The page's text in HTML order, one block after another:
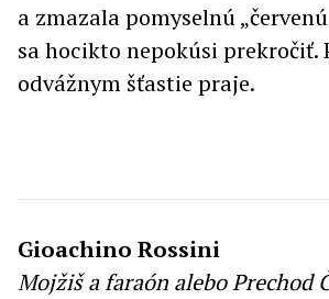
a zmazala pomyselnú
sa hocikto nepokúsi prekročiť.
odvážnym šťastie praje.
Gioachino Rossini
Mojžiš a faraón alebo Prechod